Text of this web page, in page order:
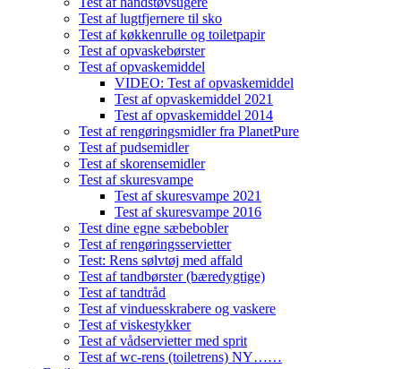
Test af lugtfjernere til sko
Test af køkkenrulle og toiletpapir
Test af opvaskebørster
Test af opvaskemiddel
VIDEO: Test af opvaskemiddel
Test af opvaskemiddel 2021
Test af opvaskemiddel 2014
Test af rengøringsmidler fra PlanetPure
Test af pudsemidler
Test af skorensemidler
Test af skuresvampe
Test af skuresvampe 2021
Test af skuresvampe 2016
Test dine egne sæbebobler
Test af rengøringsservietter
Test: Rens sølvtøj med affald
Test af tandbørster (bæredygtige)
Test af tandtråd
Test af vinduesskrabere og vaskere
Test af viskestykker
Test af vådservietter med sprit
Test af wc-rens (toiletrens) NY……